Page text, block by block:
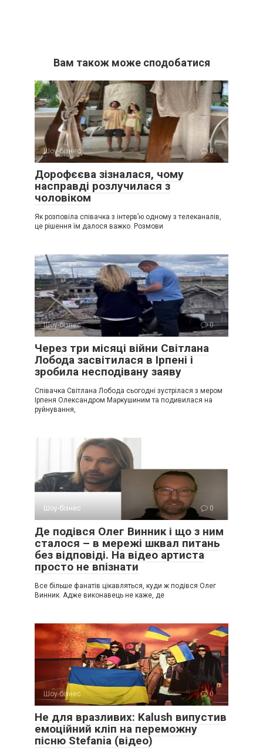
Вам також може сподобатися
Шоу-бізнес 0
Дорофєєва зізналася, чому
насправді розлучилася з
чоловіком
Як розповіла співачка з інтерв’ю одному з телеканалів,
це рішення їм далося важко. Розмови
Шоу-бізнес 0
Через три місяці війни Світлана
Лобода засвітилася в Ірпені і
зробила несподівану заяву
Співачка Світлана Лобода сьогодні зустрілася з мером
Ірпеня Олександром Маркушиним та подивилася на
руйнування,
Шоу-бізнес 0
Де подівся Олег Винник і що з ним
сталося – в мережі шквал питань
без відповіді. На відео артиста
просто не впізнати
Все більше фанатів цікавляться, куди ж подівся Олег
Винник. Адже виконавець не каже, де
Шоу-бізнес 0
Не для вразливих: Kalush випустив
емоційний кліп на переможну
пісню Stefania (відео)